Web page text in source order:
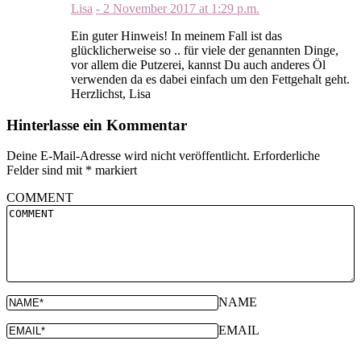
Lisa - 2 November 2017 at 1:29 p.m.
Ein guter Hinweis! In meinem Fall ist das
glücklicherweise so .. für viele der genannten Dinge,
vor allem die Putzerei, kannst Du auch anderes Öl
verwenden da es dabei einfach um den Fettgehalt geht.
Herzlichst, Lisa
Hinterlasse ein Kommentar
Deine E-Mail-Adresse wird nicht veröffentlicht. Erforderliche
Felder sind mit * markiert
COMMENT
NAME
EMAIL